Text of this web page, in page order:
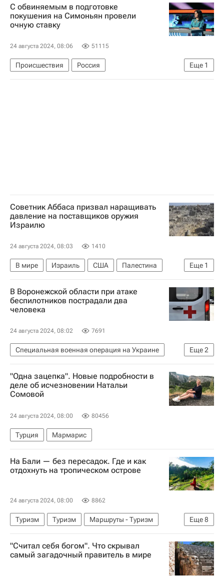
Андре Айю Асамоа Гьян
С обвиняемым в подготовке
покушения на Симоньян провели
очную ставку
24 августа 2024, 08:06 51115
Еще 1
Происшествия
Россия
Маргарита Симоньян
Советник Аббаса призвал наращивать
давление на поставщиков оружия
Израилю
24 августа 2024, 08:03 1410
Еще 1
В мире Израиль США
Палестина
Рияд аль-Малики
В Воронежской области при атаке
беспилотников пострадали два
человека
24 августа 2024, 08:02 7691
Еще2
Специальная военная операция на Украине
Воронежская область
Происшествия
"Одна зацепка". Новые подробности в
деле об исчезновении Натальи
Сомовой
24 августа 2024, 08:00 80456
Турция Мармарис
На Бали — без пересадок. Где и как
отдохнуть на тропическом острове
24 августа 2024, 08:00 8862
Еще8
Туризм Туризм
Маршруты - Туризм
Бали
Индонезия Денпасар
Аэрофлот
Ассоциация туроператоров России (АТОР)
"Считал себя богом". Что скрывал
самый загадочный правитель в мире